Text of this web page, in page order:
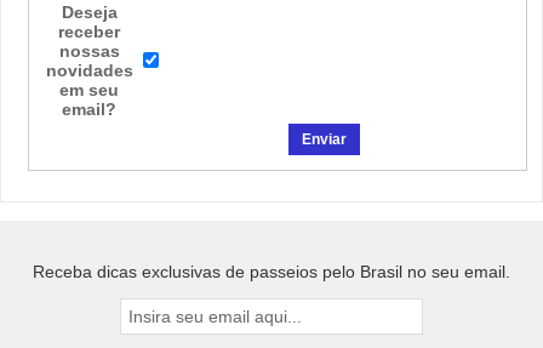
Deseja
receber
nossas
novidades
em seu
email?
Receba dicas exclusivas de passeios pelo Brasil no seu email.